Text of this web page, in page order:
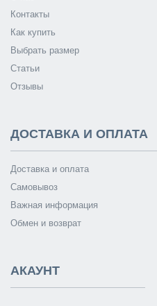
Контакты
Как купить
Выбрать размер
Статьи
Отзывы
ДОСТАВКА И ОПЛАТА
Доставка и оплата
Самовывоз
Важная информация
Обмен и возврат
АКАУНТ